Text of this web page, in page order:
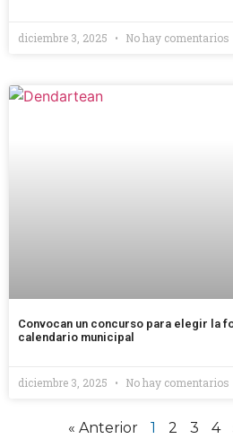
diciembre 3, 2025 No hay comentarios
Convocan un concurso para elegir la
calendario municipal
diciembre 3, 2025 No hay comentarios
« Anterior 1 2 3 4